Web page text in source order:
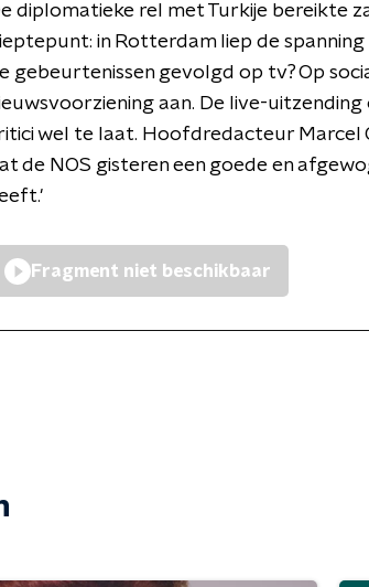
diplomatieke rel met Turkije bereikte
in Rotterdam liep de
gebeurtenissen gevolgd op tv? Op
aan. De live-uitzending
wel te laat. Hoofdredacteur Marcel
de NOS gisteren een goede en
Fragment niet beschikbaar